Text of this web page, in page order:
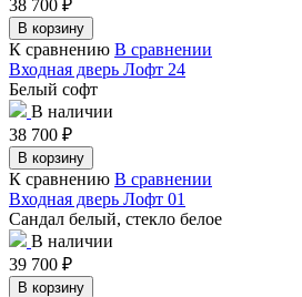
38 700 ₽
В корзину
К сравнению В сравнении
Входная дверь Лофт 24
Белый софт
В наличии
38 700 ₽
В корзину
К сравнению В сравнении
Входная дверь Лофт 01
Сандал белый, стекло белое
В наличии
39 700 ₽
В корзину